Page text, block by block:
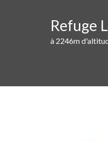
Refuge
à 2246m